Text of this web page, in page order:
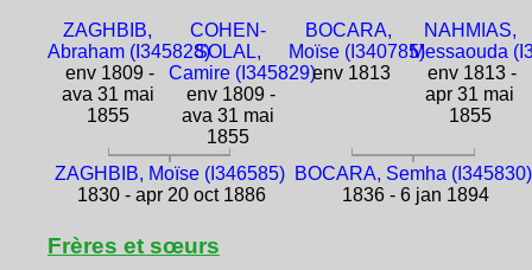
ZAGHBIB,
Abraham (I345828)
env 1809 -
ava 31 mai
1855
COHEN-
SOLAL,
Camire (I345829)
env 1809 -
ava 31 mai
1855
BOCARA,
Moïse (I340785)
env 1813
NAHMIAS,
Messaouda
env 1813 -
apr 31 mai
1855
ZAGHBIB, Moïse (I346585)
1830 - apr 20 oct 1886
BOCARA, Semha (I345830)
1836 - 6 jan 1894
Frères et sœurs